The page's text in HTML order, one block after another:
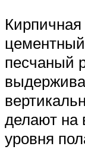
Кирпичная
песчаный
делают на
уровня